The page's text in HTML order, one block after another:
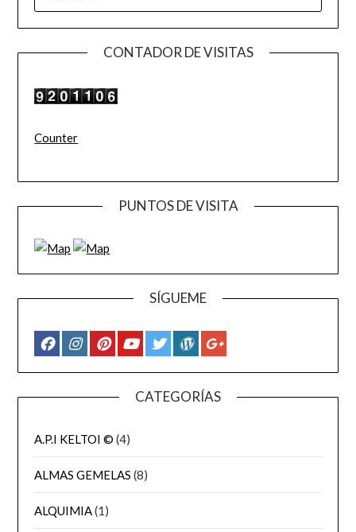
CONTADOR DE VISITAS
Counter
PUNTOS DE VISITA
SÍGUEME
CATEGORÍAS
A.P.I KELTOI © (4)
ALMAS GEMELAS (8)
ALQUIMIA(1)